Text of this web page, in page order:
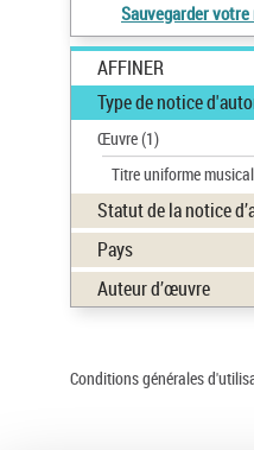
Sauvegarder
AFFINER
Type de notice
Œuvre(1)
Titre uniforme musical
Statut de la notice
Pays
Auteur d’œuvre
Conditions générales